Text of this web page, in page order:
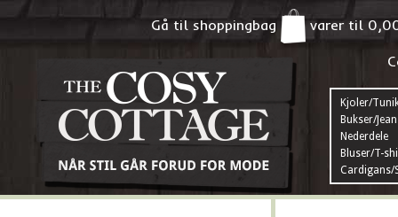
Gå til shoppingbag varer til
Kjoler/
Bukser/
Nederdele
Bluser/T-
Cardigans/